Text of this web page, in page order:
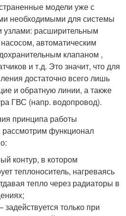
модели уже с
необходимыми для системы
узлами: расширительным
автоматическим
клапаном ,
и т.д. Это значит, что для
достаточно всего лишь
и обратную линии, а также
ГВС (напр. водопровод).
принципа работы
рассмотрим функционал
контур, в котором
теплоноситель, нагреваясь
тепло через радиаторы в
только при